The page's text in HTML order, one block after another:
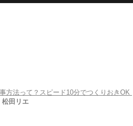
方法って？スピード10分でつくりおきOK
松田リエ